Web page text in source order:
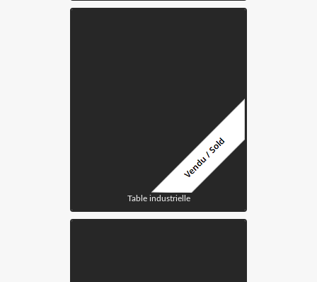
Table industrielle